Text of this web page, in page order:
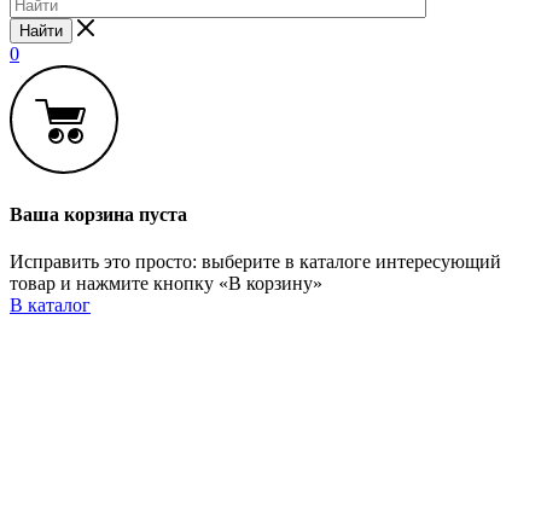
Найти
0
Ваша корзина пуста
Исправить это просто: выберите в каталоге интересующий
товар и нажмите кнопку «В корзину»
В каталог